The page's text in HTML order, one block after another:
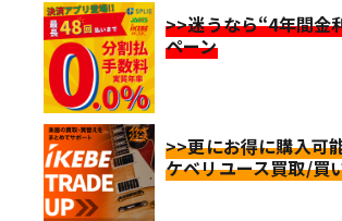
>>迷うなら“4年間金
ペーン
>>更にお得に購入可
ケベリユース買取/買